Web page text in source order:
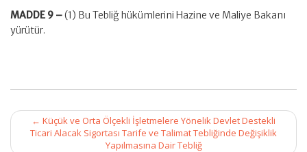
MADDE 9 –(1) Bu Tebliğ hükümlerini Hazine ve Maliye Bakanı
yürütür.
Post
navigation
← Küçük ve Orta Ölçekli İşletmelere Yönelik Devlet Destekli
Ticari Alacak Sigortası Tarife ve Talimat Tebliğinde Değişiklik
Yapılmasına Dair Tebliğ